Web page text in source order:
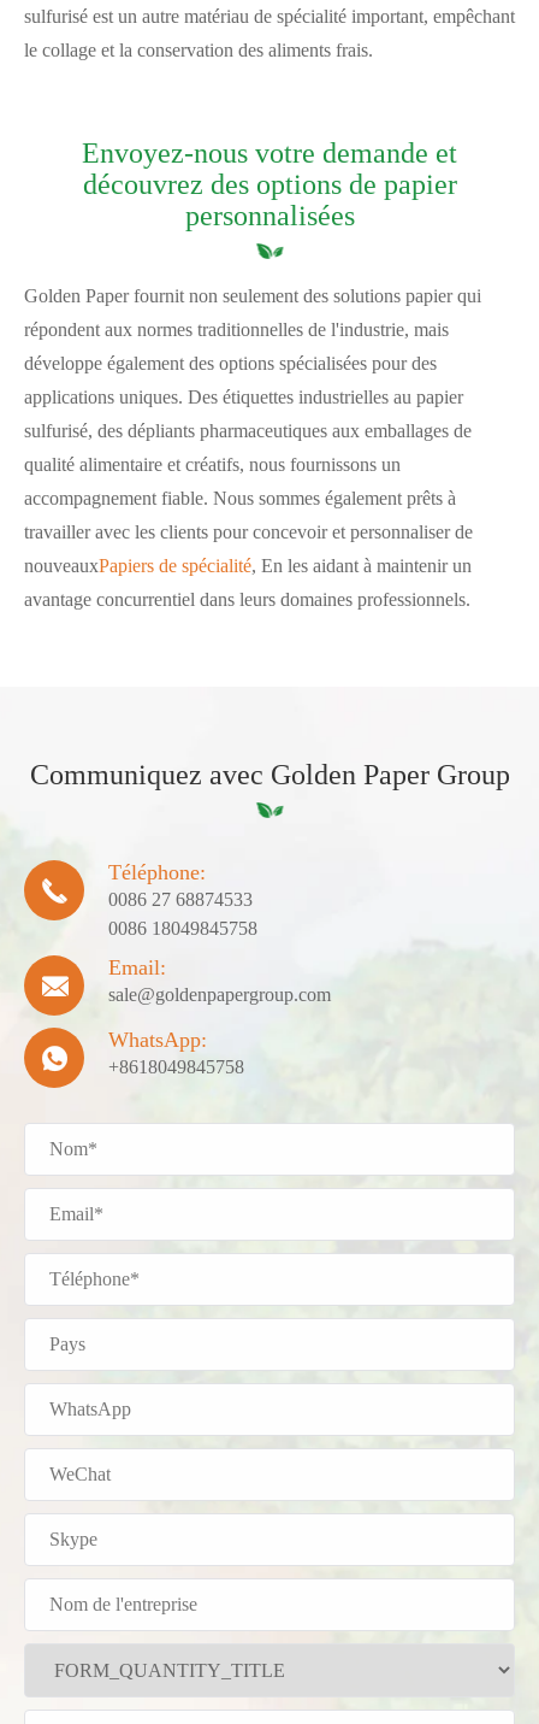
sulfurisé est un autre matériau de spécialité important, empêchant
le collage et la conservation des aliments frais.
Envoyez-nous votre demande et
découvrez des options de papier
personnalisées
Golden Paper fournit non seulement des solutions papier qui
répondent aux normes traditionnelles de l'industrie, mais
développe également des options spécialisées pour des
applications uniques. Des étiquettes industrielles au papier
sulfurisé, des dépliants pharmaceutiques aux emballages de
qualité alimentaire et créatifs, nous fournissons un
accompagnement fiable. Nous sommes également prêts à
travailler avec les clients pour concevoir et personnaliser de
nouveauxPapiers de spécialité, En les aidant à maintenir un
avantage concurrentiel dans leurs domaines professionnels.
Communiquez avec Golden Paper Group

Téléphone:
0086 27 68874533
0086 18049845758

Email:
sale@goldenpapergroup.com

WhatsApp:
+8618049845758